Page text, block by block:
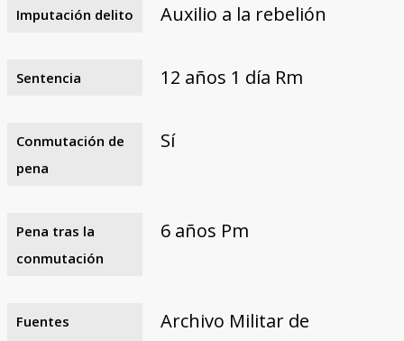
Imputación delito Auxilio a la rebelión
Sentencia 12 años 1 día Rm
Conmutación de
pena
Sí
Pena tras la
conmutación
6 años Pm
Fuentes
Archivo Militar de